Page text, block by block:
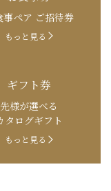
事ペア ご招待券
もっと見る
ギフト券
先様が選べる
タログギフト
もっと見る